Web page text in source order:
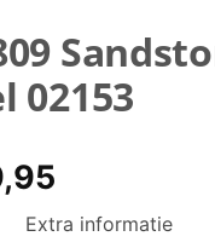
02153
Huidige
prijs
Extra informatie